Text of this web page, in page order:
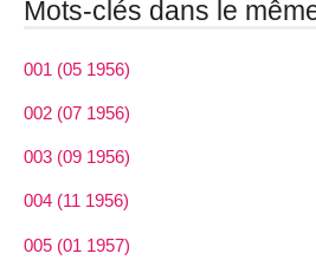
Mots-clés dans le
001 (05 1956)
002 (07 1956)
003 (09 1956)
004 (11 1956)
005 (01 1957)